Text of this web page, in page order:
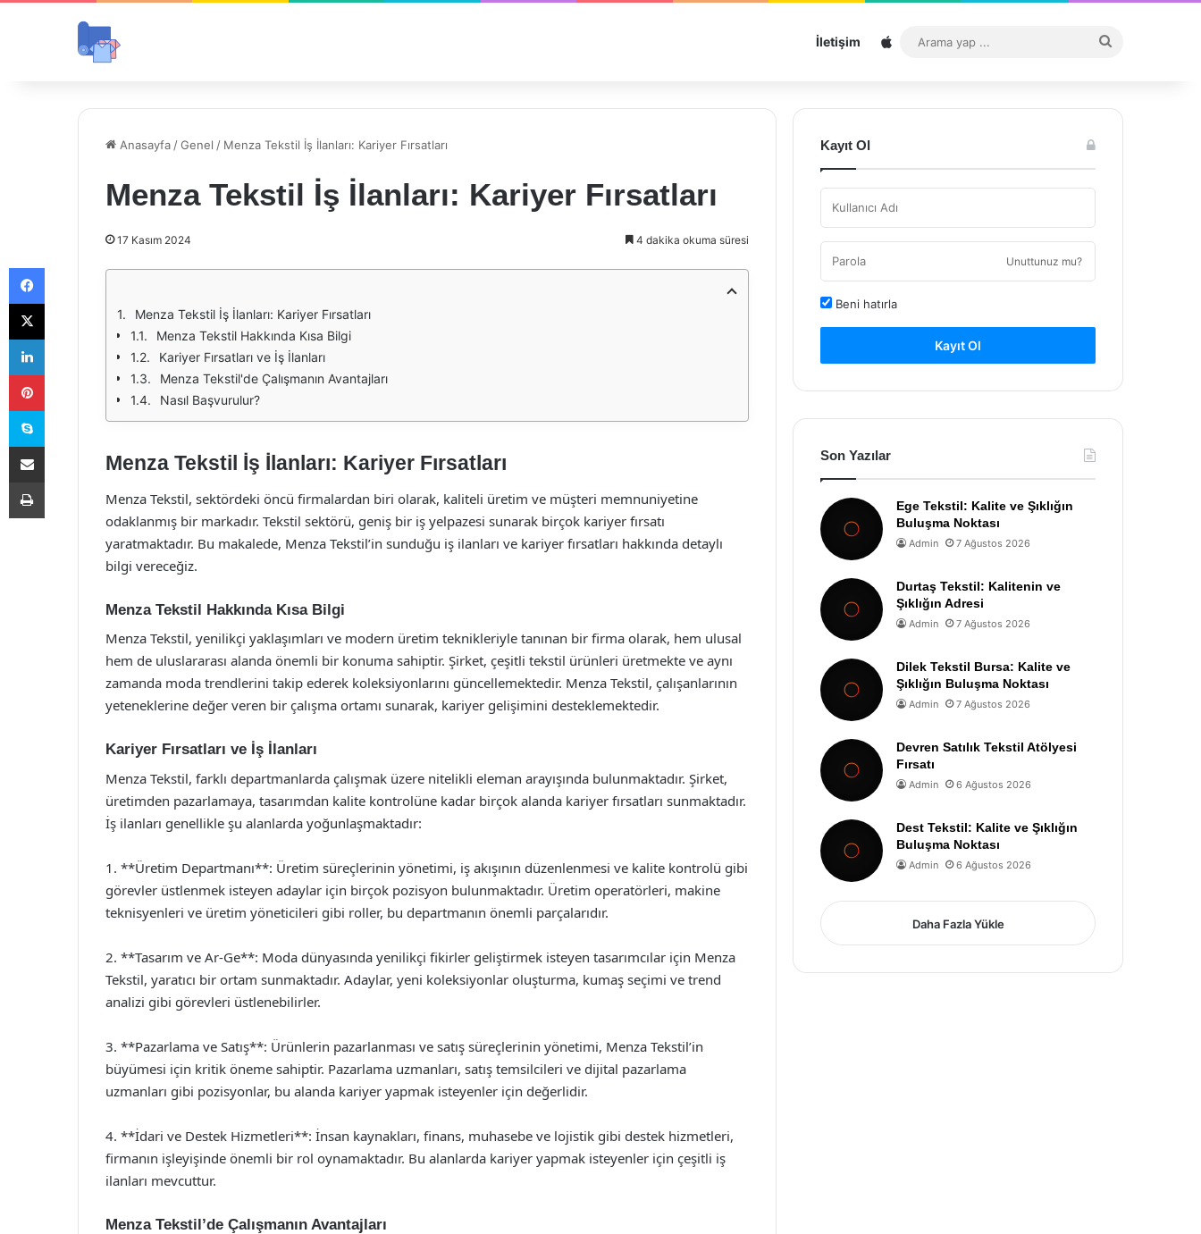
İletişim Sitemap
...
Anasayfa /Genel / Menza Tekstil İş İlanları: Kariyer Fırsatları
Menza Tekstil İş İlanları: Kariyer Fırsatları
17 Kasım 2024 4 dakika okuma süresi
Menza Tekstil İş İlanları: Kariyer Fırsatları
Menza Tekstil Hakkında Kısa Bilgi
Kariyer Fırsatları ve İş İlanları
Menza Tekstil'de Çalışmanın Avantajları
Nasıl Başvurulur?
Menza Tekstil İş İlanları: Kariyer Fırsatları
Menza Tekstil, sektördeki öncü firmalardan biri olarak, kaliteli üretim ve müşteri memnuniyetine
odaklanmış bir markadır. Tekstil sektörü, geniş bir iş yelpazesi sunarak birçok kariyer fırsatı
yaratmaktadır. Bu makalede, Menza Tekstil’in sunduğu iş ilanları ve kariyer fırsatları hakkında detaylı
bilgi vereceğiz.
Menza Tekstil Hakkında Kısa Bilgi
Menza Tekstil, yenilikçi yaklaşımları ve modern üretim teknikleriyle tanınan bir firma olarak, hem ulusal
hem de uluslararası alanda önemli bir konuma sahiptir. Şirket, çeşitli tekstil ürünleri üretmekte ve aynı
zamanda moda trendlerini takip ederek koleksiyonlarını güncellemektedir. Menza Tekstil, çalışanlarının
yeteneklerine değer veren bir çalışma ortamı sunarak, kariyer gelişimini desteklemektedir.
Kariyer Fırsatları ve İş İlanları
Menza Tekstil, farklı departmanlarda çalışmak üzere nitelikli eleman arayışında bulunmaktadır. Şirket,
üretimden pazarlamaya, tasarımdan kalite kontrolüne kadar birçok alanda kariyer fırsatları sunmaktadır.
İş ilanları genellikle şu alanlarda yoğunlaşmaktadır:
1. **Üretim Departmanı**: Üretim süreçlerinin yönetimi, iş akışının düzenlenmesi ve kalite kontrolü gibi
görevler üstlenmek isteyen adaylar için birçok pozisyon bulunmaktadır. Üretim operatörleri, makine
teknisyenleri ve üretim yöneticileri gibi roller, bu departmanın önemli parçalarıdır.
2. **Tasarım ve Ar-Ge**: Moda dünyasında yenilikçi fikirler geliştirmek isteyen tasarımcılar için Menza
Tekstil, yaratıcı bir ortam sunmaktadır. Adaylar, yeni koleksiyonlar oluşturma, kumaş seçimi ve trend
analizi gibi görevleri üstlenebilirler.
3. **Pazarlama ve Satış**: Ürünlerin pazarlanması ve satış süreçlerinin yönetimi, Menza Tekstil’in
büyümesi için kritik öneme sahiptir. Pazarlama uzmanları, satış temsilcileri ve dijital pazarlama
uzmanları gibi pozisyonlar, bu alanda kariyer yapmak isteyenler için değerlidir.
4. **İdari ve Destek Hizmetleri**: İnsan kaynakları, finans, muhasebe ve lojistik gibi destek hizmetleri,
firmanın işleyişinde önemli bir rol oynamaktadır. Bu alanlarda kariyer yapmak isteyenler için çeşitli iş
ilanları mevcuttur.
Menza Tekstil’de Çalışmanın Avantajları
Kayıt Ol
Unuttunuz mu?
Beni hatırla
Kayıt Ol
Son Yazılar
Ege Tekstil: Kalite ve Şıklığın
Buluşma Noktası
Admin 7 Ağustos 2026
Durtaş Tekstil: Kalitenin ve
Şıklığın Adresi
Admin 7 Ağustos 2026
Dilek Tekstil Bursa: Kalite ve
Şıklığın Buluşma Noktası
Admin 7 Ağustos 2026
Devren Satılık Tekstil Atölyesi
Fırsatı
Admin 6 Ağustos 2026
Dest Tekstil: Kalite ve Şıklığın
Buluşma Noktası
Admin 6 Ağustos 2026
Daha Fazla Yükle
Facebook
X
LinkedIn
Pinterest
Skype
E-Posta ile paylaş